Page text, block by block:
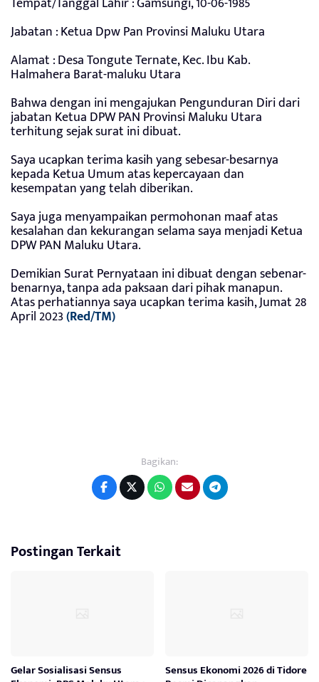
Jabatan : Ketua Dpw Pan Provinsi Maluku Utara
Alamat : Desa Tongute Ternate, Kec. Ibu Kab.
Halmahera Barat-maluku Utara
Bahwa dengan ini mengajukan Pengunduran Diri dari
jabatan Ketua DPW PAN Provinsi Maluku Utara
terhitung sejak surat ini dibuat.
Saya ucapkan terima kasih yang sebesar-besarnya
kepada Ketua Umum atas kepercayaan dan
kesempatan yang telah diberikan.
Saya juga menyampaikan permohonan maaf atas
kesalahan dan kekurangan selama saya menjadi Ketua
DPW PAN Maluku Utara.
Demikian Surat Pernyataan ini dibuat dengan sebenar-
benarnya, tanpa ada paksaan dari pihak manapun.
Atas perhatiannya saya ucapkan terima kasih, Jumat 28
April 2023(Red/TM)
Bagikan:
Postingan Terkait
Gelar Sosialisasi Sensus Sensus Ekonomi 2026 di Tidore